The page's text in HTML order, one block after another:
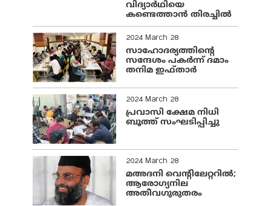
വിദ്യാർഥിയെ
കണ്ടെത്താൻ തിരച്ചിൽ
2024 March 28
സാഹോദര്യത്തിന്റെ
സന്ദേശം പകർന്ന് ദമാം
തനിമ ഇഫ്‌താർ
2024 March 28
പ്രവാസി ക്ഷേമ നിധി
ബൂത്ത് സംഘടിപ്പിച്ചു
2024 March 28
മഅദനി വെന്റിലേറ്ററിൽ;
ആരോഗ്യനില
അതീവഗുരുതരം